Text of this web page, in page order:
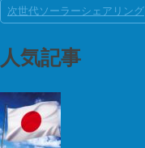
次世代ソーラーシェアリング
人気記事